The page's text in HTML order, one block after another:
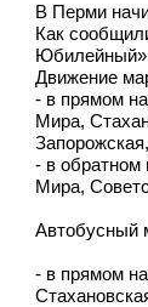
В Перми
Как
Движение
- в прямом
Мира,
- в обратном
Мира,
Автобусный
- в прямом